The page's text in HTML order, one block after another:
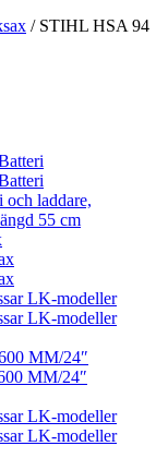
/ STIHL HSA 94
och laddare,
55 cm
LK-modeller
LK-modeller
MM/24″
MM/24″
LK-modeller
LK-modeller